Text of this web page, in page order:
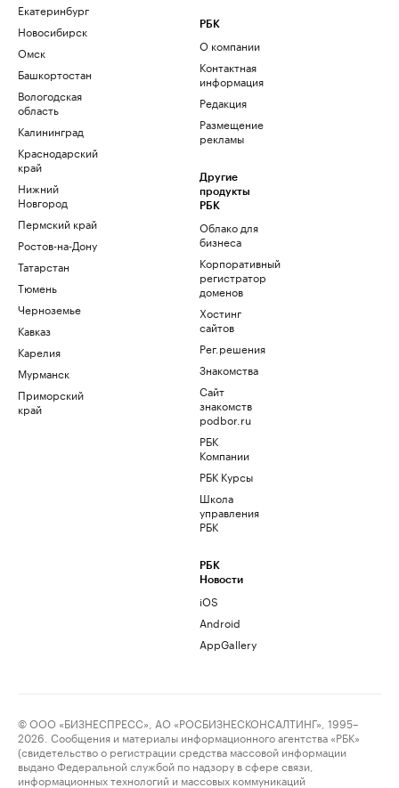
Екатеринбург
Новосибирск
Омск
Башкортостан
Вологодская
область
Калининград
Краснодарский
край
Нижний
Новгород
Пермский край
Ростов-на-Дону
Татарстан
Тюмень
Черноземье
Кавказ
Карелия
Мурманск
Приморский
край
РБК
О компании
Контактная
информация
Редакция
Размещение
рекламы
Другие
продукты
РБК
Облако для
бизнеса
Корпоративный
регистратор
доменов
Хостинг
сайтов
Рег.решения
Знакомства
Сайт
знакомств
podbor.ru
РБК
Компании
РБК Курсы
Школа
управления
РБК
РБК
Новости
iOS
Android
AppGallery
© ООО «БИЗНЕСПРЕСС», АО «РОСБИЗНЕСКОНСАЛТИНГ», 1995–
2026. Сообщения и материалы информационного агентства «РБК»
(свидетельство о регистрации средства массовой информации
выдано Федеральной службой по надзору в сфере связи,
информационных технологий и массовых коммуникаций